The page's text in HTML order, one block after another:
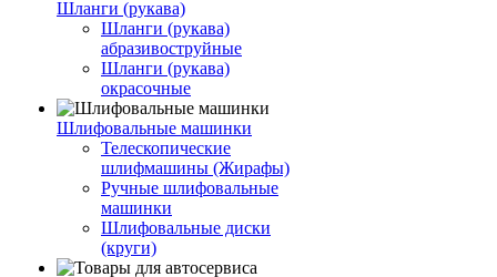
Шланги (рукава)
Шланги (рукава)
абразивоструйные
Шланги (рукава)
окрасочные
Шлифовальные машинки
Телескопические
шлифмашины (Жирафы)
Ручные шлифовальные
машинки
Шлифовальные диски
(круги)